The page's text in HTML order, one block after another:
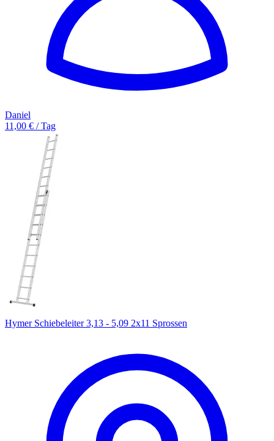
Daniel
11,00 € / Tag
Hymer Schiebeleiter 3,13 - 5,09 2x11 Sprossen